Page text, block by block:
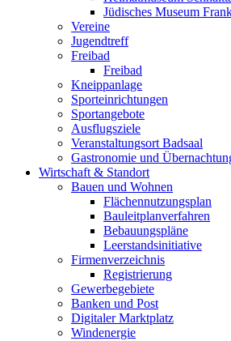
Jüdisches Museum
Vereine
Jugendtreff
Freibad
Freibad
Kneippanlage
Sporteinrichtungen
Sportangebote
Ausflugsziele
Veranstaltungsort Badsaal
Gastronomie und
Wirtschaft & Standort
Bauen und Wohnen
Flächennutzungsplan
Bauleitplanverfahren
Bebauungspläne
Leerstandsinitiative
Firmenverzeichnis
Registrierung
Gewerbegebiete
Banken und Post
Digitaler Marktplatz
Windenergie